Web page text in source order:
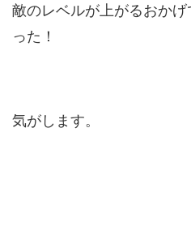
敵のレベルが上がるおか
った！
気がします。